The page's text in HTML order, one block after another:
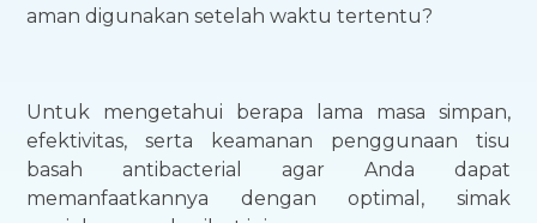
aman digunakan setelah waktu tertentu?
Untuk mengetahui berapa lama masa simpan,
efektivitas, serta keamanan penggunaan tisu
basah antibacterial agar Anda dapat
memanfaatkannya dengan optimal, simak